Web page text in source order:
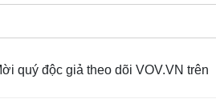
quý độc giả theo dõi VOV.VN trên